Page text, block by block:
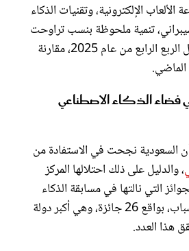
الإلكترونية، وتقنيات الذكاء
تنمية ملحوظة بنسب تراوحت
بين 23% و35% خلال الربع الرابع من عام 2025، مقارنة
الماضي.
فضاء الذكاء الاصطناعي
أن السعودية نجحت في الاستفادة من
، والدليل على ذلك احتلالها المركز
التي نالتها في مسابقة الذكاء
الاصطناعي العالمية للشباب، بواقع 26 جائزة، وهي أكبر دولة
هذا العدد.